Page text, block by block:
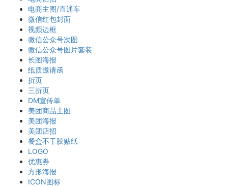
电商主图/直通车
微信红包封面
视频边框
微信公众号次图
微信公众号图片套装
长图海报
纸质邀请函
折页
三折页
DM宣传单
美团商品主图
美团海报
美团店招
餐盒不干胶贴纸
LOGO
优惠券
方形海报
ICON图标